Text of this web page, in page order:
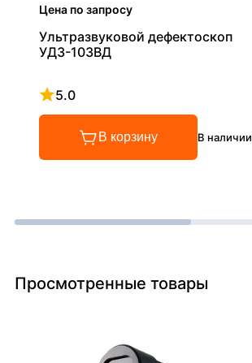
Цена по запросу
Ультразвуковой дефектоскоп
УД3-103ВД
5.0
Рейтинг 5 из 5
В корзину В наличии
Просмотренные товары